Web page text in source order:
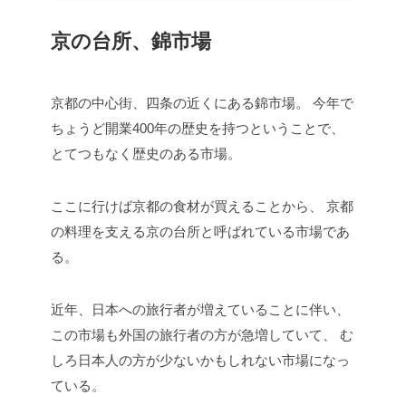
京の台所、錦市場
京都の中心街、四条の近くにある錦市場。
今年で
ちょうど開業400年の歴史を持つということで、
とてつもなく歴史のある市場。
ここに行けば京都の食材が買えることから、
京都
の料理を支える京の台所と呼ばれている市場であ
る。
近年、日本への旅行者が増えていることに伴い、
この市場も外国の旅行者の方が急増していて、
む
しろ日本人の方が少ないかもしれない市場になっ
ている。